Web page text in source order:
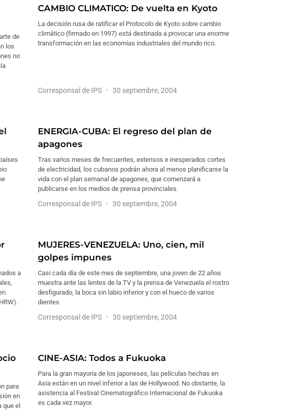
de
los
no
CAMBIO CLIMATICO: De vuelta en Kyoto
La decisión rusa de ratificar el Protocolo de Kyoto sobre cambio
climático (firmado en 1997) está destinada a provocar una enorme
transformación en las economías industriales del mundo rico.
Corresponsal de IPS 30 septiembre, 2004
ENERGIA-CUBA: El regreso del plan de
apagones
Tras varios meses de frecuentes, extensos e inesperados cortes
de electricidad, los cubanos podrán ahora al menos planificarse la
vida con el plan semanal de apagones, que comenzará a
publicarse en los medios de prensa provinciales.
Corresponsal de IPS 30 septiembre, 2004
a
MUJERES-VENEZUELA: Uno, cien, mil
golpes impunes
Casi cada día de este mes de septiembre, una joven de 22 años
muestra ante las lentes de la TV y la prensa de Venezuela el rostro
desfigurado, la boca sin labio inferior y con el hueco de varios
dientes
Corresponsal de IPS 30 septiembre, 2004
para
en
que el
CINE-ASIA: Todos a Fukuoka
Para la gran mayoría de los japoneses, las películas hechas en
Asia están en un nivel inferior a las de Hollywood. No obstante, la
asistencia al Festival Cinematográfico Internacional de Fukuoka
es cada vez mayor.